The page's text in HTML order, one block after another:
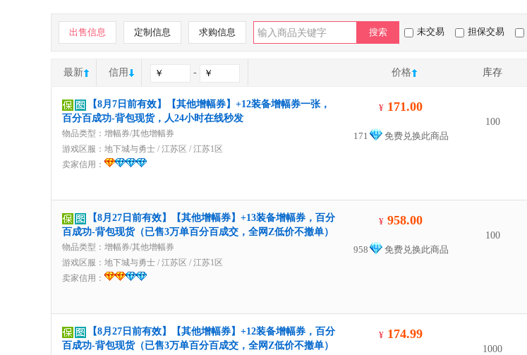
出售信息 定制信息 求购信息 搜索 未交易 担保交易
最新 信用 - 价格 库存
【8月7日前有效】【其他增幅券】+12装备增幅券一张，
百分百成功-背包现货，人24小时在线秒发
物品类型：增幅券/其他增幅券
游戏区服： 地下城与勇士 / 江苏区 / 江苏1区
卖家信用：
¥ 171.00
171 免费兑换此商品
100
【8月27日前有效】【其他增幅券】+13装备增幅券，百分
百成功-背包现货（已售3万单百分百成交，全网Z低价不撤单）
物品类型：增幅券/其他增幅券
游戏区服： 地下城与勇士 / 江苏区 / 江苏1区
卖家信用：
¥ 958.00
958 免费兑换此商品
100
【8月27日前有效】【其他增幅券】+12装备增幅券，百分
百成功-背包现货（已售3万单百分百成交，全网Z低价不撤单）
¥ 174.99
1000